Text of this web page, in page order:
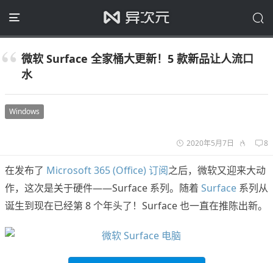
微软 Surface 全家桶大更新！5 款新品让人流口
水
Windows
2020年5月7日 8
在发布了 Microsoft 365 (Office) 订阅之后，微软又迎来大动
作，这次是关于硬件——Surface 系列。随着 Surface 系列从
诞生到现在已经第 8 个年头了！Surface 也一直在推陈出新。